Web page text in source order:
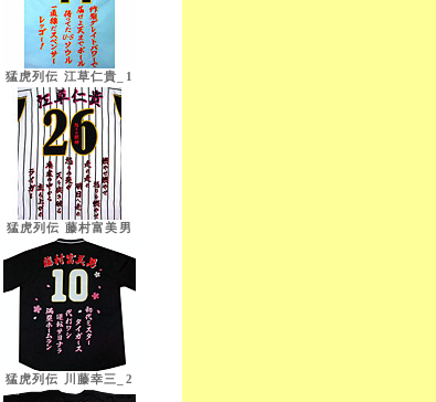
猛虎列伝 江草仁貴_1
猛虎列伝 藤村富美男
猛虎列伝 川藤幸三_2